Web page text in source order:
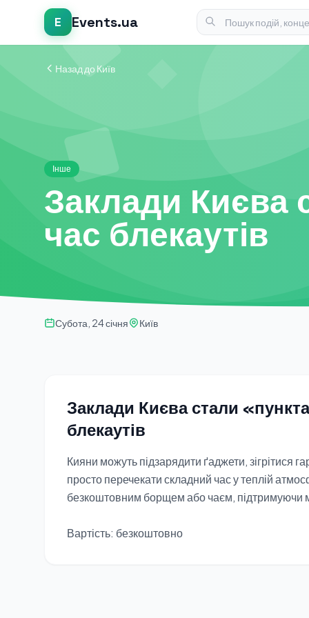
E Events.ua
Назад до Київ
Інше
Заклади Києва
час блекаутів
Субота, 24 січня Київ
Заклади Києва стали
блекаутів
Кияни можуть підзарядити ґаджети, зігрітися
просто перечекати складний час у теплій
безкоштовним борщем або чаєм, підтримуючи
Вартість: безкоштовно